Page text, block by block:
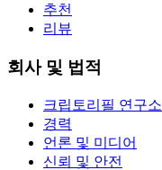
추천
리뷰
회사 및 법적
크립토리필 연구소
경력
언론 및 미디어
신뢰 및 안전